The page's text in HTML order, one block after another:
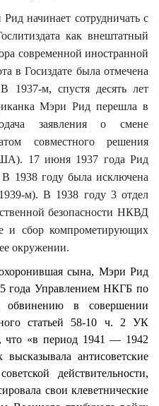
начинает сотрудничать с
как внештатный
современной иностранной
в Госиздате была отмечена
1937-м, спустя десять лет
Мэри Рид перешла в
заявления о смене
совместного решения
17 июня 1937 года Рид
В 1938 году была исключена
м). В 1938 году 3 отдел
безопасности НКВД
и сбор компрометирующих
окружении.
сына, Мэри Рид
года Управлением НКГБ по
обвинению в совершении
статьей 58-10 ч. 2 УК
что «в период 1941 — 1942
антисоветские
действительности,
свои клеветнические